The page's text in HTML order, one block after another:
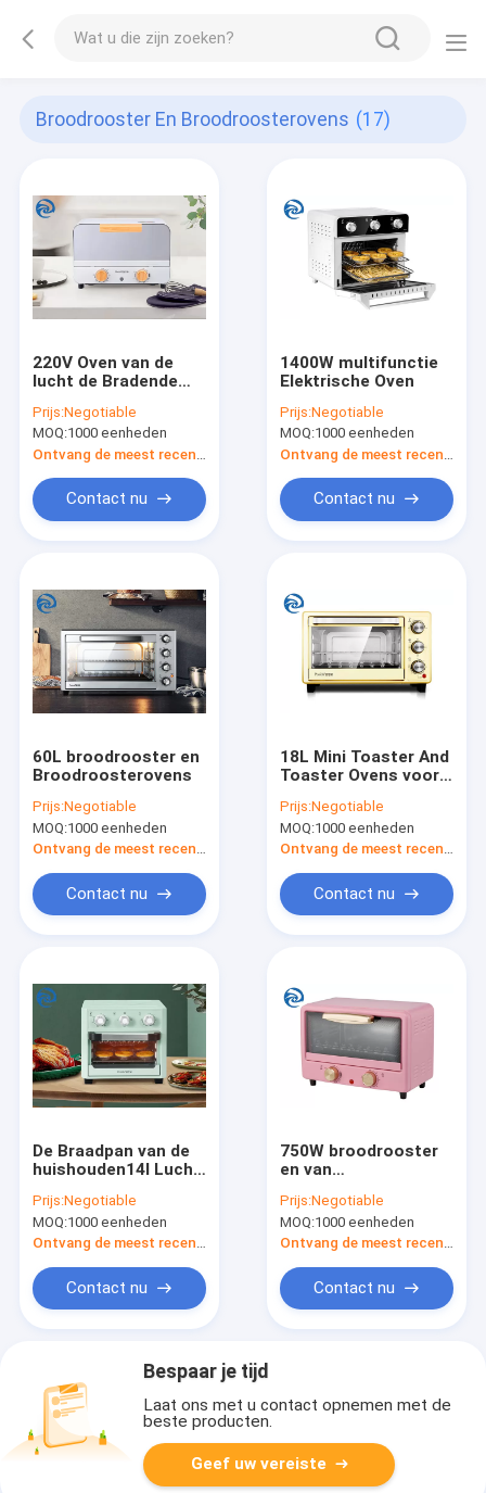
Broodrooster En Broodroosterovens (17)
220V Oven van de
lucht de Bradende
Prijs:Negotiable
MOQ:1000 eenheden
Contact nu
1400W multifunctie
Elektrische Oven
Prijs:Negotiable
MOQ:1000 eenheden
Contact nu
60L broodrooster en
Broodroosterovens
Prijs:Negotiable
MOQ:1000 eenheden
Contact nu
18L Mini Toaster And
Toaster Ovens voor
Prijs:Negotiable
MOQ:1000 eenheden
Contact nu
De Braadpan van de
huishouden14l Lucht
14,8 Kwart gallon
Prijs:Negotiable
MOQ:1000 eenheden
Ontvang de meest recente Prijs
Contact nu
750W broodrooster
en van
12L 220V Japanse
Stijl Mini
Prijs:Negotiable
MOQ:1000 eenheden
Ontvang de meest recente Prijs
Contact nu
Bespaar je tijd
Laat ons met u contact opnemen met de
beste producten.
Geef uw vereiste